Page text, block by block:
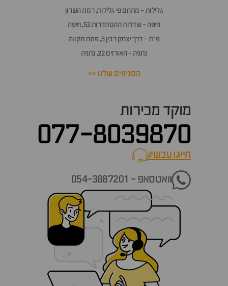
גלילות - מתחם פי גלילות, רמת השרון
חיפה - שדרות ההסתדרות 52, חיפה
פ״ת - דרך יצחק רבין 5, פתח תקווה
נתניה - האורזים 22, נתניה
הסניפים שלנו >>
מוקד מכירות
077-8039870
חייגו עכשיוcall now
וואטסאפ - 054-3887201